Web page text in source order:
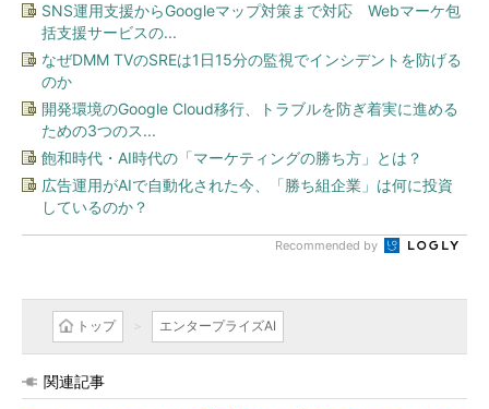
SNS運用支援からGoogleマップ対策まで対応 Webマーケ包
括支援サービスの...
なぜDMM TVのSREは1日15分の監視でインシデントを防げる
のか
開発環境のGoogle Cloud移行、トラブルを防ぎ着実に進める
ための3つのス...
飽和時代・AI時代の「マーケティングの勝ち方」とは？
広告運用がAIで自動化された今、「勝ち組企業」は何に投資
しているのか？
Recommended by
トップ エンタープライズAI
関連記事